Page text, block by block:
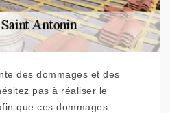
des dommages et des
pas à réaliser le
que ces dommages